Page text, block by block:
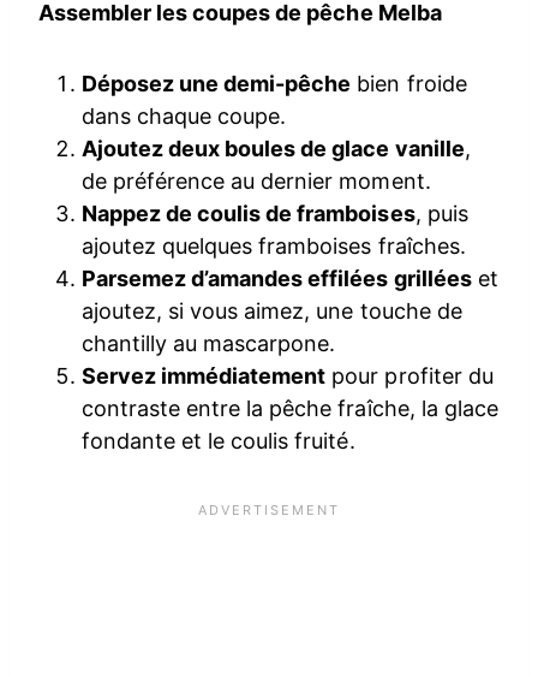
Assembler les coupes de pêche Melba
Déposez une demi-pêche bien froide
dans chaque coupe.
Ajoutez deux boules de glace vanille,
de préférence au dernier moment.
Nappez de coulis de framboises, puis
ajoutez quelques framboises fraîches.
Parsemez d’amandes effilées grilléeset
ajoutez, si vous aimez, une touche de
chantilly au mascarpone.
Servez immédiatement pour profiter du
contraste entre la pêche fraîche, la glace
fondante et le coulis fruité.